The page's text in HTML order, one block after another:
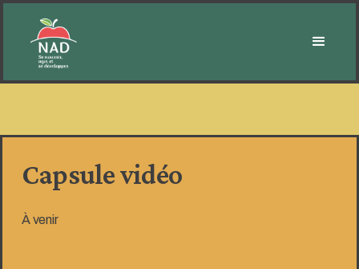
Capsule vidéo
À venir